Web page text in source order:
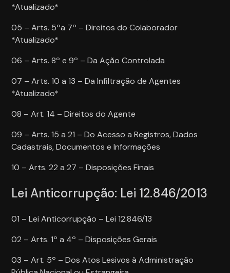
*Atualizado*
05 – Arts. 5ºa 7º – Direitos do Colaborador
*Atualizado*
06 – Arts. 8º e 9º – Da Ação Controlada
07 – Arts. 10 a 13 – Da Infiltração de Agentes
*Atualizado*
08 – Art. 14 – Direitos do Agente
09 – Arts. 15 a 21 – Do Acesso a Registros, Dados
Cadastrais, Documentos e Informações
10 – Arts. 22 a 27 – Disposições Finais
Lei Anticorrupção: Lei 12.846/2013
01 – Lei Anticorrupção – Lei 12.846/13
02 – Arts. 1º a 4º – Disposições Gerais
03 – Art. 5º – Dos Atos Lesivos à Administração